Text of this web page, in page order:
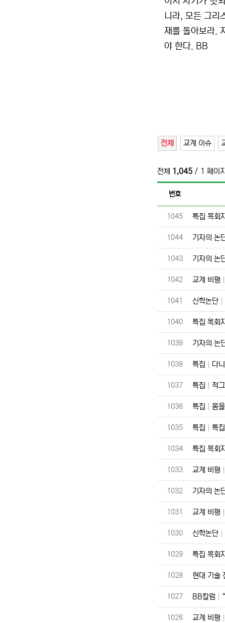
니라, 모든 그리
재를 돌아보라.
야 한다. BB
전체 교계 이슈
전체 1,045 / 1 페이
번호
번호
1045 특집 목회
번호
1044 기자의 논
번호
1043 기자의 논
번호
1042 교계 비평
번호
1041 신학논단
번호
1040 특집 목회
번호
1039 기자의 논
번호
1038 특집 다
번호
1037 특집 적
번호
1036 특집 몸
번호
1035 특집 특
번호
1034 특집 목회
번호
1033 교계 비평
번호
1032 기자의 논
번호
1031 교계 비평
번호
1030 신학논단
번호
1029 특집 목회
번호
1028 현대 기술
번호
1027 BB칼럼
번호
1026 교계 비평